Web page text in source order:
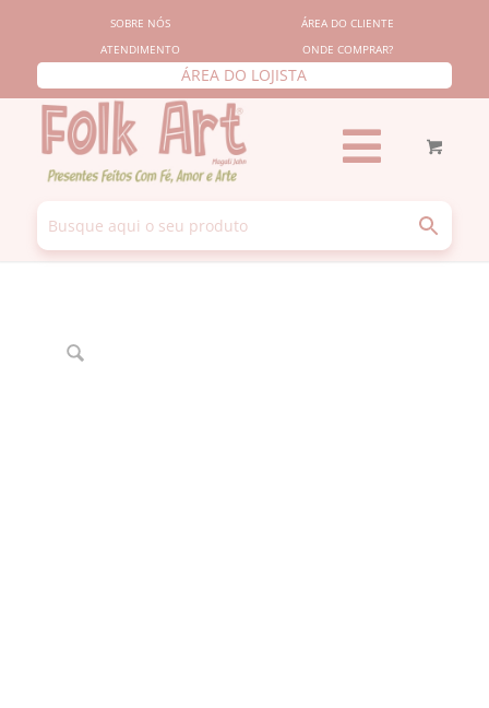
SOBRE NÓS
ÁREA DO CLIENTE
ATENDIMENTO
ONDE COMPRAR?
ÁREA DO LOJISTA